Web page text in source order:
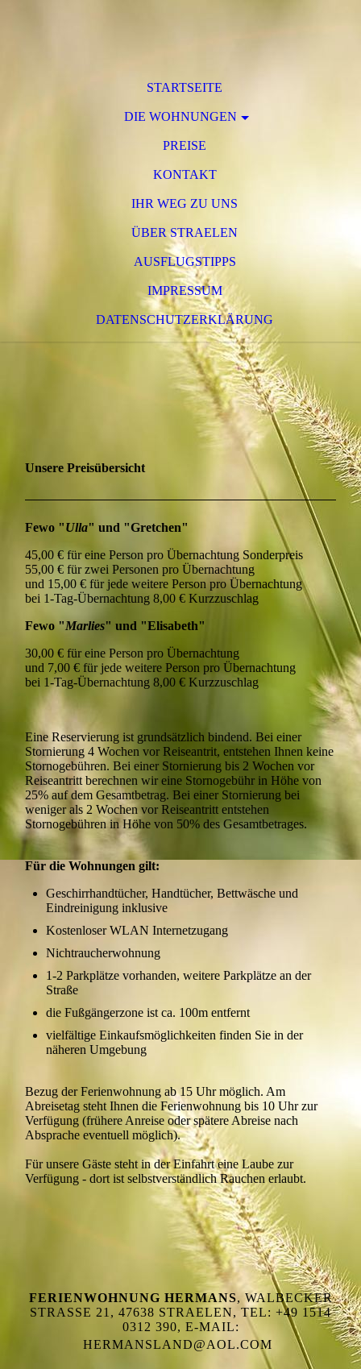
STARTSEITE
DIE WOHNUNGEN
PREISE
KONTAKT
IHR WEG ZU UNS
ÜBER STRAELEN
AUSFLUGSTIPPS
IMPRESSUM
DATENSCHUTZERKLÄRUNG
Unsere Preisübersicht
Fewo "Ulla" und "Gretchen"
45,00 € für eine Person pro Übernachtung Sonderpreis
55,00 € für zwei Personen pro Übernachtung
und 15,00 € für jede weitere Person pro Übernachtung
bei 1-Tag-Übernachtung 8,00 € Kurzzuschlag
Fewo "Marlies" und "Elisabeth"
30,00 € für eine Person pro Übernachtung
und 7,00 € für jede weitere Person pro Übernachtung
bei 1-Tag-Übernachtung 8,00 € Kurzzuschlag
Eine Reservierung ist grundsätzlich bindend. Bei einer
Stornierung 4 Wochen vor Reiseantrit, entstehen Ihnen keine
Stornogebühren. Bei einer Stornierung bis 2 Wochen vor
Reiseantritt berechnen wir eine Stornogebühr in Höhe von
25% auf dem Gesamtbetrag. Bei einer Stornierung bei
weniger als 2 Wochen vor Reiseantritt entstehen
Stornogebühren in Höhe von 50% des Gesamtbetrages.
Für die Wohnungen gilt:
Geschirrhandtücher, Handtücher, Bettwäsche und
Eindreinigung inklusive
Kostenloser WLAN Internetzugang
Nichtraucherwohnung
1-2 Parkplätze vorhanden, weitere Parkplätze an der
Straße
die Fußgängerzone ist ca. 100m entfernt
vielfältige Einkaufsmöglichkeiten finden Sie in der
näheren Umgebung
Bezug der Ferienwohnung ab 15 Uhr möglich. Am
Abreisetag steht Ihnen die Ferienwohnung bis 10 Uhr zur
Verfügung (frühere Anreise oder spätere Abreise nach
Absprache eventuell möglich).
Für unsere Gäste steht in der Einfahrt eine Laube zur
Verfügung - dort ist selbstverständlich Rauchen erlaubt.
FERIENWOHNUNG HERMANS, WALBECKER
STRASSE 21, 47638 STRAELEN, TEL: +49 1514 0
312 390, E-MAIL: H
ERMANSLAND@AOL.COM